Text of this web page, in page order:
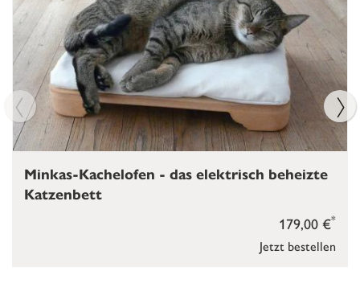
Jetzt bestellen
179,00 €*
Minkas-Kachelofen - das elektrisch beheizte
Katzenbett